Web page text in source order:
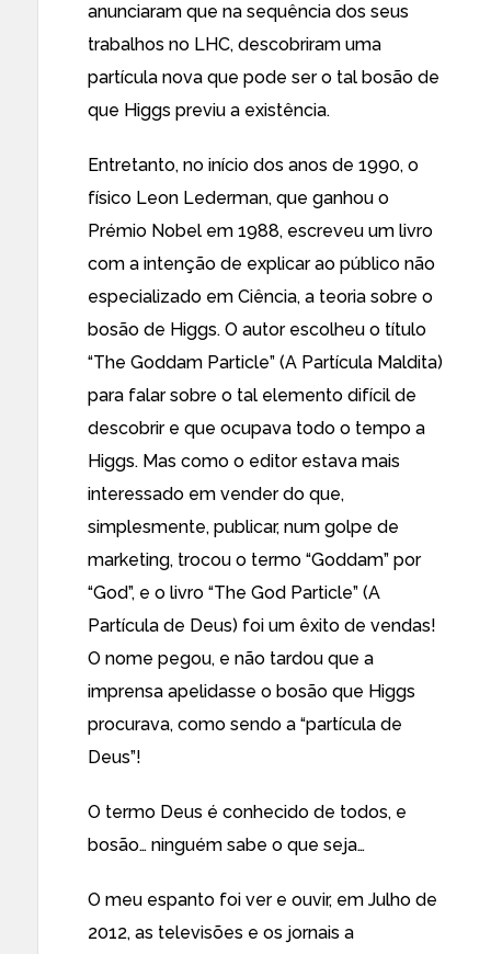
anunciaram que na sequência dos seus
trabalhos no LHC, descobriram uma
partícula nova que pode ser o tal bosão de
que Higgs previu a existência.
Entretanto, no início dos anos de 1990, o
físico Leon Lederman, que ganhou o
Prémio Nobel em 1988, escreveu um livro
com a intenção de explicar ao público não
especializado em Ciência, a teoria sobre o
bosão de Higgs. O autor escolheu o título
“The Goddam Particle” (A Partícula Maldita)
para falar sobre o tal elemento difícil de
descobrir e que ocupava todo o tempo a
Higgs. Mas como o editor estava mais
interessado em vender do que,
simplesmente, publicar, num golpe de
marketing, trocou o termo “Goddam” por
“God”, e o livro “The God Particle” (A
Partícula de Deus) foi um êxito de vendas!
O nome pegou, e não tardou que a
imprensa apelidasse o bosão que Higgs
procurava, como sendo a “partícula de
Deus”!
O termo Deus é conhecido de todos, e
bosão… ninguém sabe o que seja…
O meu espanto foi ver e ouvir, em Julho de
2012, as televisões e os jornais a